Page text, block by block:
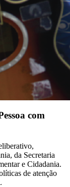
com
da Secretaria
e Cidadania.
de atenção